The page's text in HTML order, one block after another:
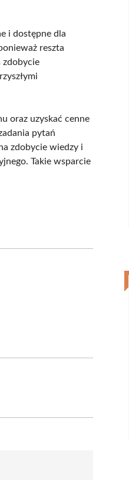
i dostępne dla
reszta
zdobycie
oraz uzyskać cenne
pytań
zdobycie wiedzy i
Takie wsparcie